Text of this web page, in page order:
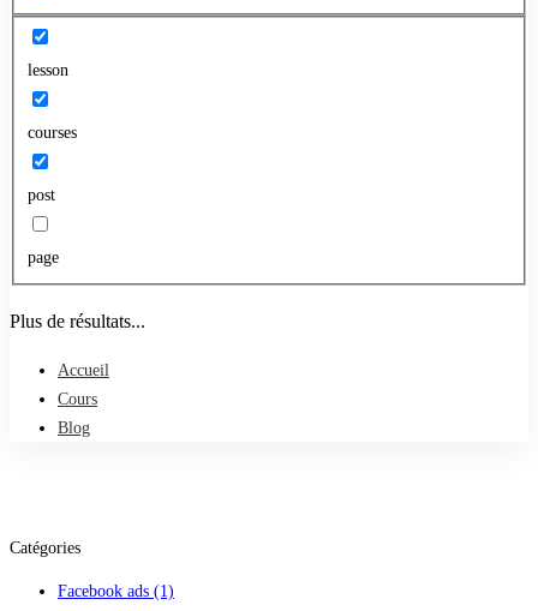
lesson
courses
post
page
Plus de résultats...
Accueil
Cours
Blog
Catégories
Facebook ads (1)